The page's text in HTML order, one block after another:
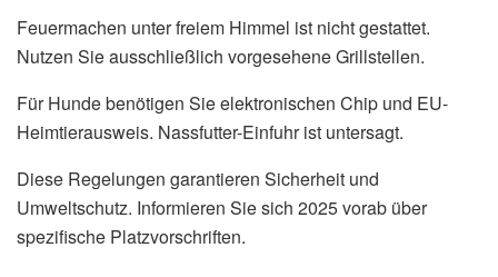
Feuermachen unter freiem Himmel ist nicht gestattet.
Nutzen Sie ausschließlich vorgesehene Grillstellen.
Für Hunde benötigen Sie elektronischen Chip und EU-
Heimtierausweis. Nassfutter-Einfuhr ist untersagt.
Diese Regelungen garantieren Sicherheit und
Umweltschutz. Informieren Sie sich 2025 vorab über
spezifische Platzvorschriften.